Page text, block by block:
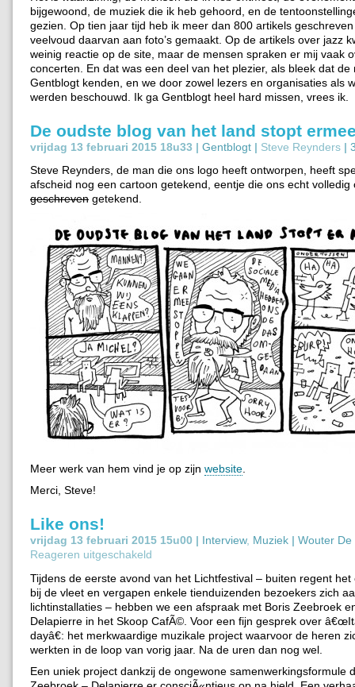
bijgewoond, de muziek die ik heb gehoord, en de
gezien. Op tien jaar tijd heb ik meer dan 800 artikels
veelvoud daarvan aan foto’s gemaakt. Op de artikels over jazz
weinig reactie op de site, maar de mensen spraken er mij vaak
concerten. En dat was een deel van het plezier, als bleek dat de
Gentblogt kenden, en we door zowel lezers en organisaties als
werden beschouwd. Ik ga Gentblogt heel hard missen, vrees ik.
De oudste blog van het land stopt
vrijdag 13 februari 2015 18u33 | Gentblogt | Steve Reynders |
Steve Reynders, de man die ons logo heeft ontworpen, heeft
afscheid nog een cartoon getekend, eentje die ons echt volledig
geschreven getekend.
Meer werk van hem vind je op zijn website
Merci, Steve!
Like ons!
vrijdag 13 februari 2015 15u00 | Interview, Muziek | Wouter De
Reageren uitgeschakeld
Tijdens de eerste avond van het Lichtfestival – buiten regent het
bij de vleet en vergapen enkele tienduizenden bezoekers zich
lichtinstallaties – hebben we een afspraak met Boris Zeebroek
Delapierre in het Skoop CafÃ©. Voor een fijn gesprek over
dayâ€: het merkwaardige muzikale project waarvoor de heren
werkten in de loop van vorig jaar. Na de uren dan nog wel.
Een uniek project dankzij de ongewone samenwerkingsformule